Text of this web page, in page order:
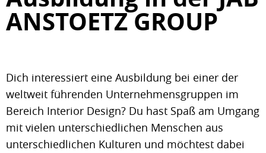
ANSTOETZ GROUP
Dich interessiert eine Ausbildung bei einer der
weltweit führenden Unternehmensgruppen im
Bereich Interior Design? Du hast Spaß am Umgang
mit vielen unterschiedlichen Menschen aus
unterschiedlichen Kulturen und möchtest dabei